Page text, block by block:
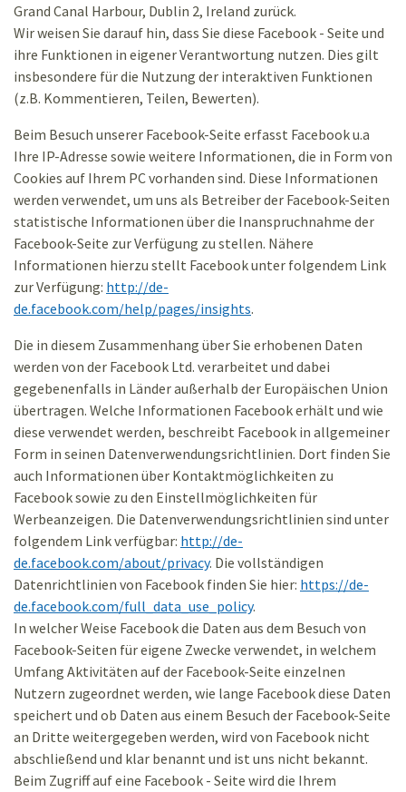
Grand Canal Harbour, Dublin 2, Ireland zurück.
Wir weisen Sie darauf hin, dass Sie diese Facebook - Seite und
ihre Funktionen in eigener Verantwortung nutzen. Dies gilt
insbesondere für die Nutzung der interaktiven Funktionen
(z.B. Kommentieren, Teilen, Bewerten).
Beim Besuch unserer Facebook-Seite erfasst Facebook u.a
Ihre IP-Adresse sowie weitere Informationen, die in Form von
Cookies auf Ihrem PC vorhanden sind. Diese Informationen
werden verwendet, um uns als Betreiber der Facebook-Seiten
statistische Informationen über die Inanspruchnahme der
Facebook-Seite zur Verfügung zu stellen. Nähere
Informationen hierzu stellt Facebook unter folgendem Link
zur Verfügung: http://de-
de.facebook.com/help/pages/insights.
Die in diesem Zusammenhang über Sie erhobenen Daten
werden von der Facebook Ltd. verarbeitet und dabei
gegebenenfalls in Länder außerhalb der Europäischen Union
übertragen. Welche Informationen Facebook erhält und wie
diese verwendet werden, beschreibt Facebook in allgemeiner
Form in seinen Datenverwendungsrichtlinien. Dort finden Sie
auch Informationen über Kontaktmöglichkeiten zu
Facebook sowie zu den Einstellmöglichkeiten für
Werbeanzeigen. Die Datenverwendungsrichtlinien sind unter
folgendem Link verfügbar: http://de-
de.facebook.com/about/privacy. Die vollständigen
Datenrichtlinien von Facebook finden Sie hier: https://de-
de.facebook.com/full_data_use_policy.
In welcher Weise Facebook die Daten aus dem Besuch von
Facebook-Seiten für eigene Zwecke verwendet, in welchem
Umfang Aktivitäten auf der Facebook-Seite einzelnen
Nutzern zugeordnet werden, wie lange Facebook diese Daten
speichert und ob Daten aus einem Besuch der Facebook-Seite
an Dritte weitergegeben werden, wird von Facebook nicht
abschließend und klar benannt und ist uns nicht bekannt.
Beim Zugriff auf eine Facebook - Seite wird die Ihrem